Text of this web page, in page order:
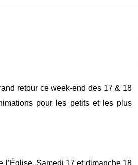
retour ce week-end des 17 & 18
pour les petits et les plus
l’Église. Samedi 17 et dimanche 18